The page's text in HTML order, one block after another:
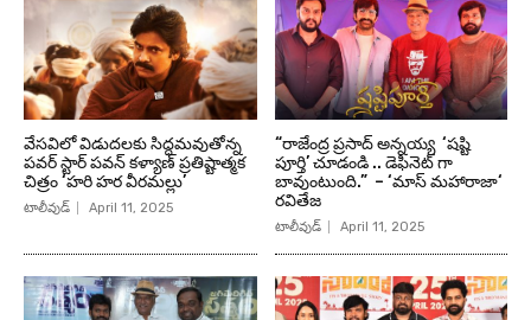
వేసవిలో విడుదలకు సిద్ధమవుతోన్న
పవర్ స్టార్ పవన్ కళ్యాణ్ ప్రతిష్టాత్మక
చిత్రం ‘హరి హర వీరమల్లు’
టాలీవుడ్ April 11, 2025
“రాజేంద్ర ప్రసాద్ అన్నయ్య ‘షష్టి
పూర్తి’ చూడండి .. డెఫినెట్ గా
బావుంటుంది.” – ‘మాస్ మహారాజా‘
రవితేజ
టాలీవుడ్ April 11, 2025